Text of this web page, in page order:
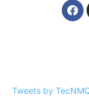
Tweets by